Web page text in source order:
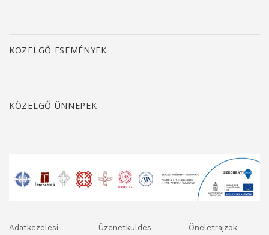
KÖZELGŐ ESEMÉNYEK
KÖZELGŐ ÜNNEPEK
Adatkezelési
Üzenetküldés
Önéletrajzok